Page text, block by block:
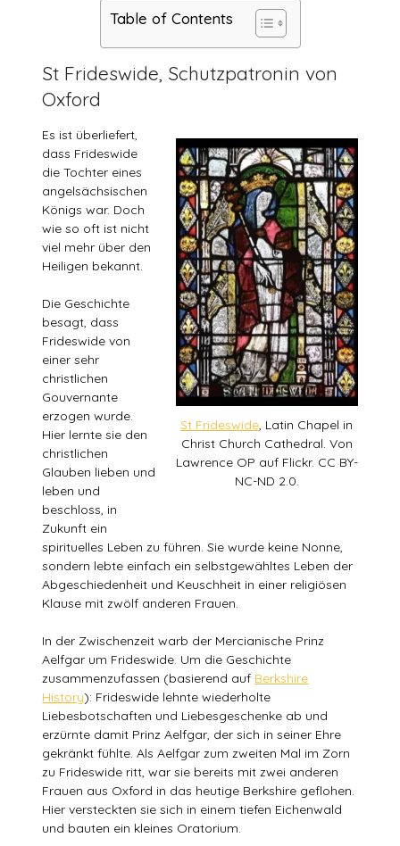
Table of Contents
St Frideswide, Schutzpatronin von
Oxford
St Frideswide, Latin Chapel in
Christ Church Cathedral. Von
Lawrence OP auf Flickr. CC BY-
NC-ND 2.0.
Es ist überliefert,
dass Frideswide
die Tochter eines
angelsächsischen
Königs war. Doch
wie so oft ist nicht
viel mehr über den
Heiligen bekannt.
Die Geschichte
besagt, dass
Frideswide von
einer sehr
christlichen
Gouvernante
erzogen wurde.
Hier lernte sie den
christlichen
Glauben lieben und
leben und
beschloss, in
Zukunft ein
spirituelles Leben zu führen. Sie wurde keine Nonne,
sondern lebte einfach ein selbstgewähltes Leben der
Abgeschiedenheit und Keuschheit in einer religiösen
Klause mit zwölf anderen Frauen.
In der Zwischenzeit warb der Mercianische Prinz
Aelfgar um Frideswide. Um die Geschichte
zusammenzufassen (basierend auf Berkshire
History): Frideswide lehnte wiederholte
Liebesbotschaften und Liebesgeschenke ab und
erzürnte damit Prinz Aelfgar, der sich in seiner Ehre
gekränkt fühlte. Als Aelfgar zum zweiten Mal im Zorn
zu Frideswide ritt, war sie bereits mit zwei anderen
Frauen aus Oxford in das heutige Berkshire geflohen.
Hier versteckten sie sich in einem tiefen Eichenwald
und bauten ein kleines Oratorium.